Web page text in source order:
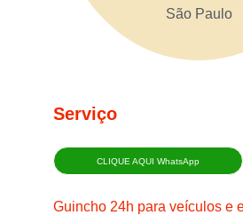
São Paulo
Serviço
Guincho 24h para veículos e
CLIQUE AQUI WhatsApp